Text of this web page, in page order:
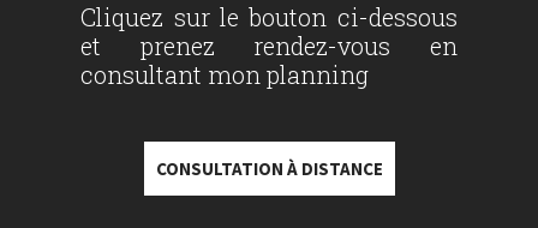
Cliquez sur le bouton ci-dessous
et prenez rendez-vous en
consultant mon planning
CONSULTATION À DISTANCE